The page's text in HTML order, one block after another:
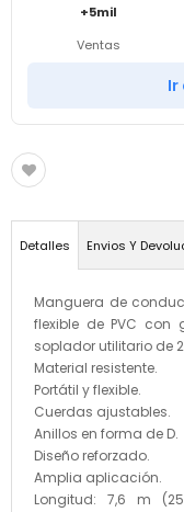
+5mil
Ventas
Ir
Detalles Envios Y
Manguera de
flexible de PVC
soplador utilitario de
Material resistente.
Portátil y flexible.
Cuerdas ajustables.
Anillos en forma de D.
Diseño reforzado.
Amplia aplicación.
Longitud: 7,6 m